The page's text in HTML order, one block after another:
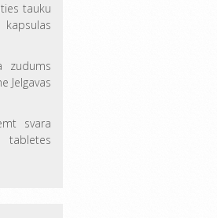
tauku
zudums
Jelgavas
svara